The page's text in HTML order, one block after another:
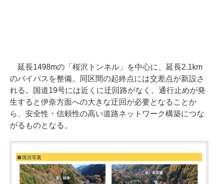
延長1498mの「桜沢トンネル」を中心に、延長2.1km
のバイパスを整備。同区間の起終点には交差点が新設さ
れる。国道19号には近くに迂回路がなく、通行止めが発
生すると伊奈方面への大きな迂回が必要となることか
ら、安全性・信頼性の高い道路ネットワーク構築につな
がるものとなる。